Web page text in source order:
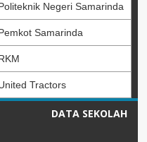
Negeri Samarinda
Samarinda
Tractors
DATA SEKOLAH